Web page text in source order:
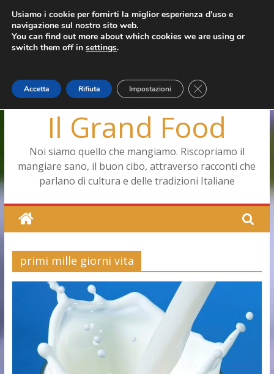
Salta
contenuto
giovedì, Agosto 6, 2026
Ultimo: Pizza a Corte
Menopausa, una forma smagliante senza età
Capodimonte, ritorna la tavola di corte
Il Grand Food
Noi siamo quello che mangiamo. Riscopriamo il
mangiare sano, il buon cibo, attraverso racconti che
parlano di cultura e delle tradizioni Italiane
primi mille giorni vita
Usiamo i cookie per fornirti la miglior esperienza d'uso e
navigazione sul nostro sito web.
You can find out more about which cookies we are using or
switch them off in settings.
Accetta Rifiuta Impostazioni Close GDPR